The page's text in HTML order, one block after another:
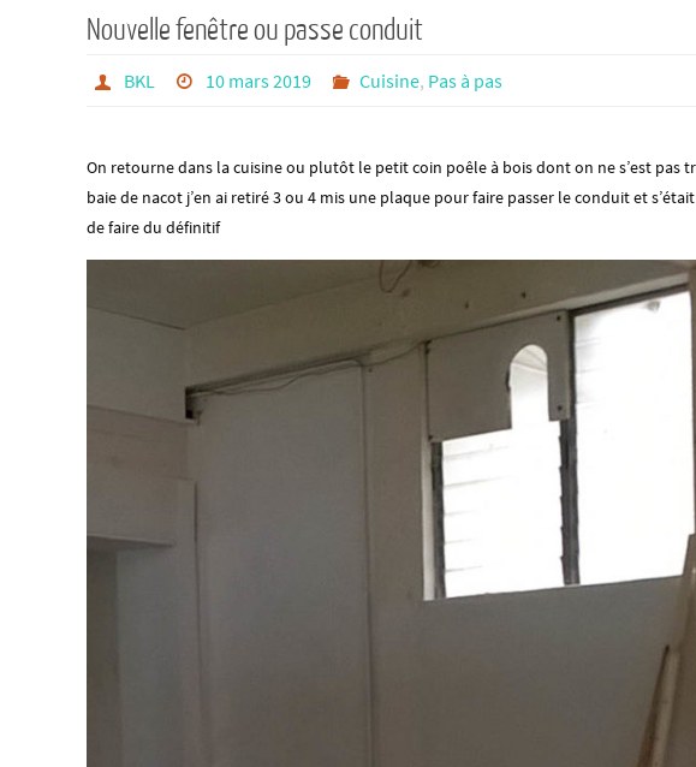
Nouvelle fenêtre ou passe conduit
BKL 10 mars 2019 Cuisine, Pas à pas
On retourne dans la cuisine ou plutôt le petit coin poêle à bois dont on ne s’est
baie de nacot j’en ai retiré 3 ou 4 mis une plaque pour faire passer le conduit et
de faire du définitif